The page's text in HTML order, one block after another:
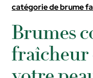
catégorie de brume
Brumes
fraîcheur